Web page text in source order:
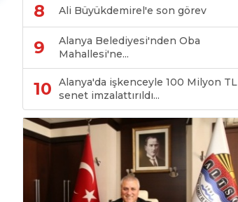
8 Ali Büyükdemirel'e son görev
9
Alanya Belediyesi'nden Oba
Mahallesi'ne...
10
Alanya'da işkenceyle 100 Milyon TL
senet imzalattırıldı...